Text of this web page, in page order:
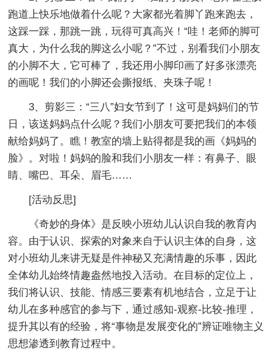
跑道上快乐地做着什么呢？大家都光着脚丫跑来跑去，
这踩一踩，那跳一跳，玩得可真高兴！“哇！老师的脚可
真大，为什么我的脚这么小呢？”不过，别看我们小朋友
的小脚不大，它可棒了，我还用小脚印画了好多张漂亮
的画呢！我们的小脚还会撕报纸、夹珠子呢！
3、剪影三：“三八”妇女节到了！这可是妈妈们的节
日，该送妈妈点什么呢？我们小朋友可要把我们的本领
献给妈妈了。瞧！教室的墙上贴得都是我的画《妈妈的
脸》。对啦！妈妈的脸和我们小朋友一样：有鼻子、眼
睛、嘴巴、耳朵、眉毛……
[活动反思]
《奇妙的身体》是反映小班幼儿认识自我的教育内
容。由于认识、探索的对象来自于认识主体的自身，这
对小班幼儿来讲无疑是件神秘又充满情趣的乐事，因此
全体幼儿始终情趣盎然地投入活动。在目标的定位上，
我们将认识、技能、情感三要素有机地结合，立足于让
幼儿在多种感官的参与下，通过感知-观察-比较-推理，
提升其以有的经验，将“事物是发展变化的”辨证唯物主义
思想渗透到教育过程中。